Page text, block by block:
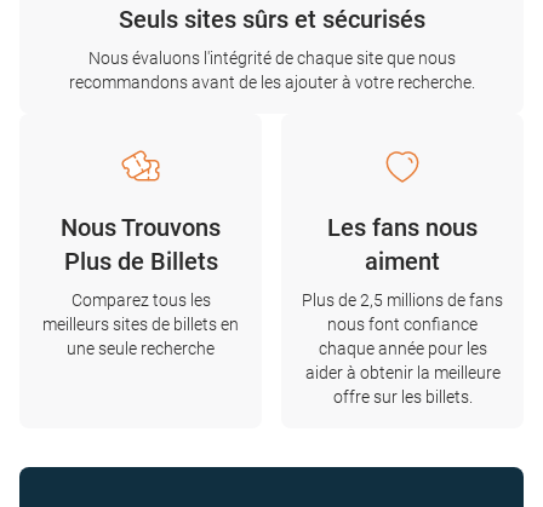
Seuls sites sûrs et sécurisés
Nous évaluons l'intégrité de chaque site que nous
recommandons avant de les ajouter à votre recherche.
Nous Trouvons
Plus de Billets
Comparez tous les
meilleurs sites de billets en
une seule recherche
Les fans nous
aiment
Plus de 2,5 millions de fans
nous font confiance
chaque année pour les
aider à obtenir la meilleure
offre sur les billets.